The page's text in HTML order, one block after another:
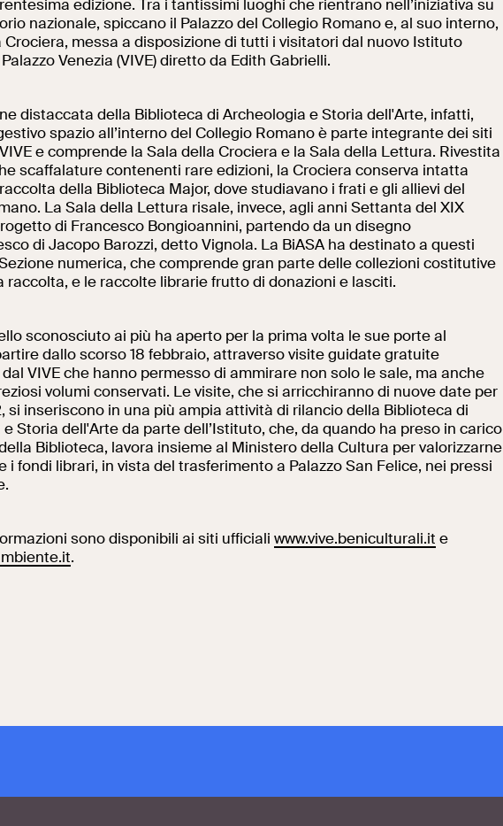
Al centro di Roma
edizione. Tra i tantissimi luoghi che rientrano nell’iniziativa su
nazionale, spiccano il Palazzo del Collegio Romano e, al suo interno,
Crociera, messa a disposizione di tutti i visitatori dal nuovo Istituto
Venezia (VIVE) diretto da Edith Gabrielli.
distaccata della Biblioteca di Archeologia e Storia dell'Arte, infatti,
spazio all’interno del Collegio Romano è parte integrante dei siti
e comprende la Sala della Crociera e la Sala della Lettura. Rivestita
scaffalature contenenti rare edizioni, la Crociera conserva intatta
della Biblioteca Major, dove studiavano i frati e gli allievi del
La Sala della Lettura risale, invece, agli anni Settanta del XIX
di Francesco Bongioannini, partendo da un disegno
di Jacopo Barozzi, detto Vignola. La BiASA ha destinato a questi
numerica, che comprende gran parte delle collezioni costitutive
raccolta, e le raccolte librarie frutto di donazioni e lasciti.
sconosciuto ai più ha aperto per la prima volta le sue porte al
dallo scorso 18 febbraio, attraverso visite guidate gratuite
VIVE che hanno permesso di ammirare non solo le sale, ma anche
volumi conservati. Le visite, che si arricchiranno di nuove date per
si inseriscono in una più ampia attività di rilancio della Biblioteca di
Storia dell'Arte da parte dell’Istituto, che, da quando ha preso in carico
Biblioteca, lavora insieme al Ministero della Cultura per valorizzarne
i fondi librari, in vista del trasferimento a Palazzo San Felice, nei pressi
sono disponibili ai siti ufficiali www.vive.beniculturali.it e
.